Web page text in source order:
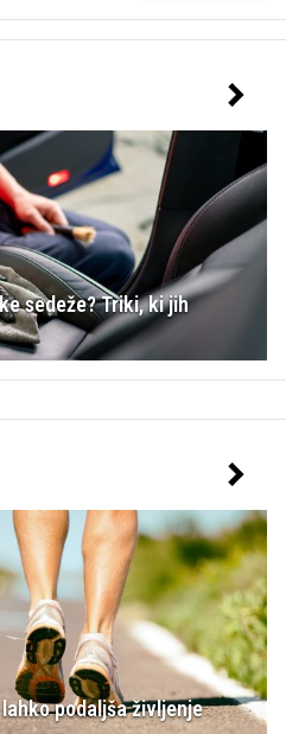
sedeže? Triki, ki jih
podaljša življenje